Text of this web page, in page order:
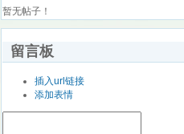
暂无帖子！
留言板
插入url链接
添加表情